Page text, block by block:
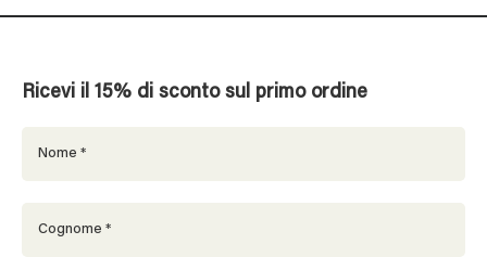
Ricevi il 15% di sconto sul primo ordine